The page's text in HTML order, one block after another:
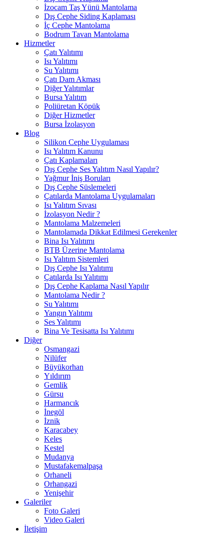
İzocam Taş Yünü Mantolama
Dış Cephe Siding Kaplaması
İç Cephe Mantolama
Bodrum Tavan Mantolama
Hizmetler
Çatı Yalıtımı
Isı Yalıtımı
Su Yalıtımı
Çatı Dam Akması
Diğer Yalıtımlar
Bursa Yalıtım
Poliüretan Köpük
Diğer Hizmetler
Bursa İzolasyon
Blog
Silikon Cephe Uygulaması
Isı Yalıtım Kanunu
Çatı Kaplamaları
Dış Cephe Ses Yalıtım Nasıl Yapılır?
Yağmur İniş Boruları
Dış Cephe Süslemeleri
Çatılarda Mantolama Uygulamaları
Isı Yalıtım Sıvası
İzolasyon Nedir ?
Mantolama Malzemeleri
Mantolamada Dikkat Edilmesi Gerekenler
Bina Isı Yalıtımı
BTB Üzerine Mantolama
Isı Yalıtım Sistemleri
Dış Cephe Isı Yalıtımı
Çatılarda Isı Yalıtımı
Dış Cephe Kaplama Nasıl Yapılır
Mantolama Nedir ?
Su Yalıtımı
Yangın Yalıtımı
Ses Yalıtımı
Bina Ve Tesisatta Isı Yalıtımı
Diğer
Osmangazi
Nilüfer
Büyükorhan
Yıldırım
Gemlik
Gürsu
Harmancık
İnegöl
İznik
Karacabey
Keles
Kestel
Mudanya
Mustafakemalpaşa
Orhaneli
Orhangazi
Yenişehir
Galeriler
Foto Galeri
Video Galeri
İletişim